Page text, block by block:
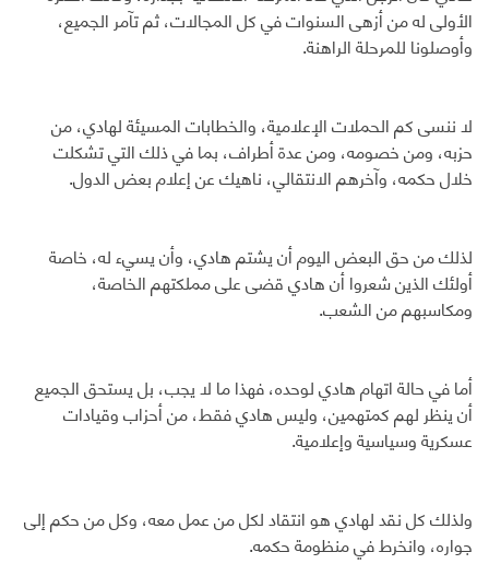
الأولى له من أزهى السنوات في كل المجالات، ثم تآمر الجميع،
وأوصلونا للمرحلة الراهنة.
لا ننسى كم الحملات الإعلامية، والخطابات المسيئة لهادي، من
حزبه، ومن خصومه، ومن عدة أطراف، بما في ذلك التي تشكلت
خلال حكمه، وآخرهم الانتقالي، ناهيك عن إعلام بعض الدول.
لذلك من حق البعض اليوم أن يشتم هادي، وأن يسيء له، خاصة
أولئك الذين شعروا أن هادي قضى على مملكتهم الخاصة،
ومكاسبهم من الشعب.
أما في حالة اتهام هادي لوحده، فهذا ما لا يجب، بل يستحق الجميع
أن ينظر لهم كمتهمين، وليس هادي فقط، من أحزاب وقيادات
عسكرية وسياسية وإعلامية.
ولذلك كل نقد لهادي هو انتقاد لكل من عمل معه، وكل من حكم إلى
جواره، وانخرط في منظومة حكمه.